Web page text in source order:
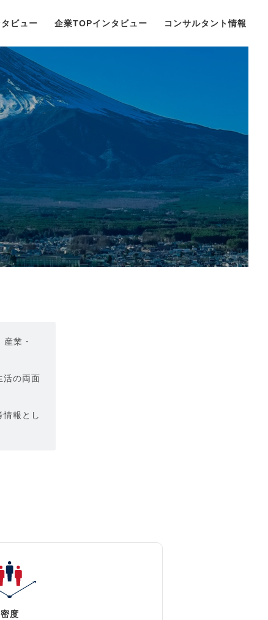
ビュー 企業TOPインタビュー コンサルタント情報
業・
活の両面
報とし
度